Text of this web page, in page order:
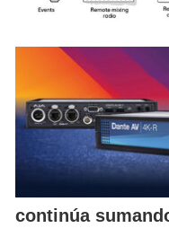
continúa